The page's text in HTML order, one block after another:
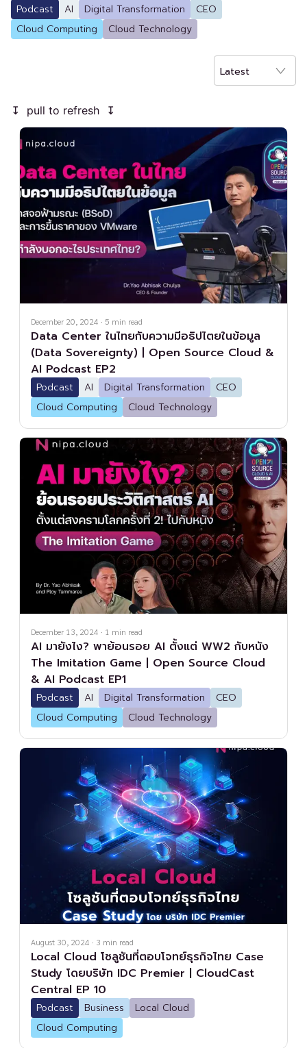
Podcast
AI Digital Transformation
CEO
Cloud Computing
Cloud Technology
Latest
↧ pull to refresh ↧
December 20, 2024 · 5 min read
Data Center ในไทยกับความมีอธิปไตยในข้อมูล
(Data Sovereignty) | Open Source Cloud &
AI Podcast EP2
Podcast AI Digital Transformation
CEO
Cloud Computing
Cloud Technology
December 13, 2024 · 1 min read
AI มายังไง? พาย้อนรอย AI ตั้งแต่ WW2 กับหนัง
The Imitation Game | Open Source Cloud
& AI Podcast EP1
Podcast AI Digital Transformation
CEO
Cloud Computing
Cloud Technology
August 30, 2024 · 3 min read
Local Cloud โซลูชันที่ตอบโจทย์ธุรกิจไทย Case
Study โดยบริษัท IDC Premier | CloudCast
Central EP 10
Podcast Business
Local Cloud
Cloud Computing